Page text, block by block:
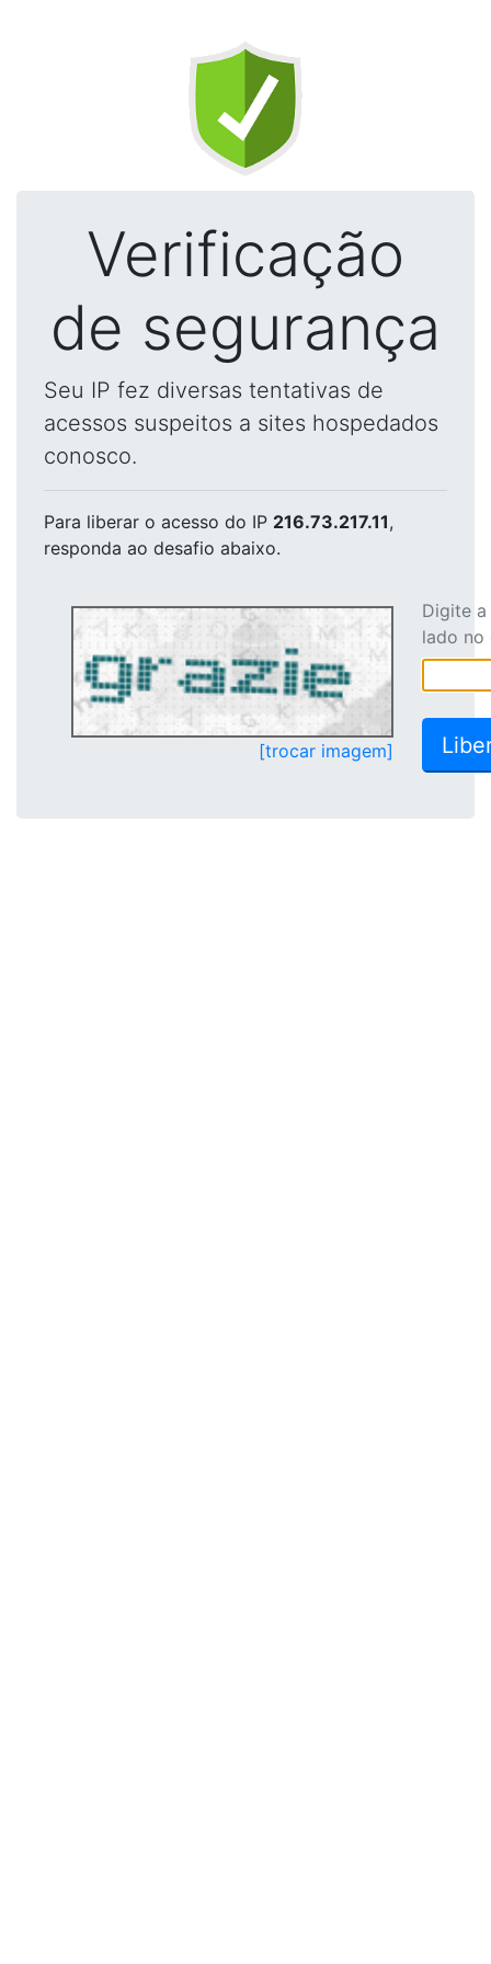
Verificação
de segurança
Seu IP fez diversas tentativas de
acessos suspeitos a sites hospedados
conosco.
Para liberar o acesso do IP 216.73.217.11,
responda ao desafio abaixo.
[trocar imagem]
Digite
lado no